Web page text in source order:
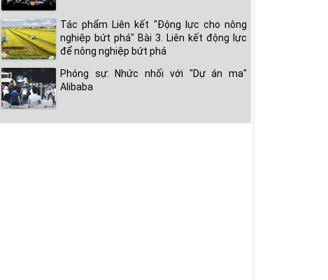
Tác phẩm Liên kết "Động lực cho nông
nghiệp bứt phá" Bài 3. Liên kết động lực
để nông nghiệp bứt phá
Phóng sự: Nhức nhối với "Dự án ma"
Alibaba